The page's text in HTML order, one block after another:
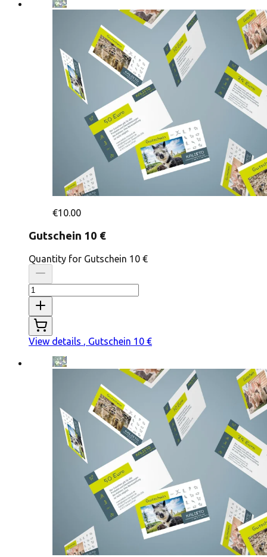
€10.00
Gutschein 10 €
Quantity for Gutschein 10 €
View details , Gutschein 10 €